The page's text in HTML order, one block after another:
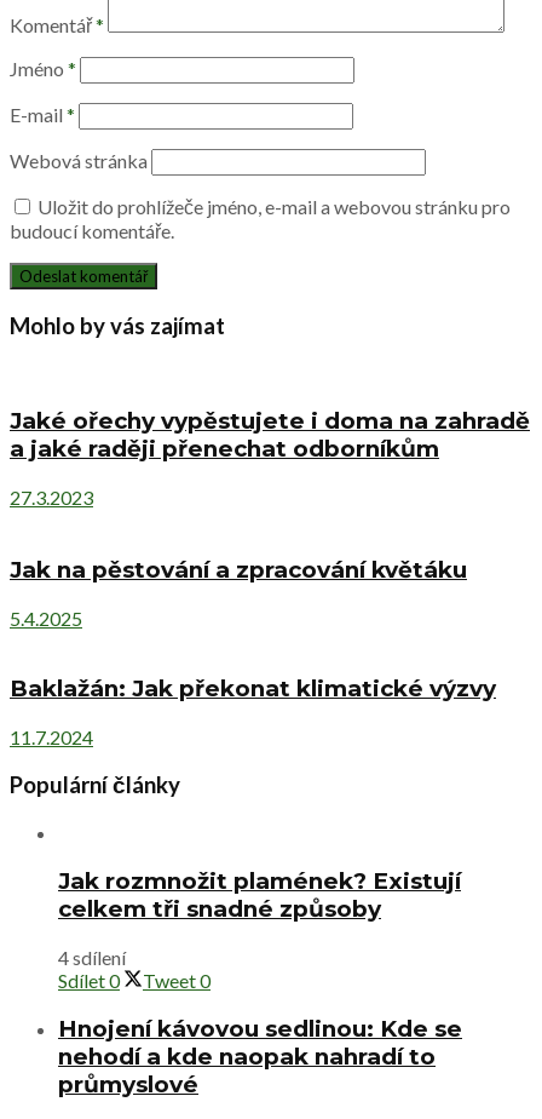
Komentář*
Jméno *
E-mail *
Webová stránka
Uložit do prohlížeče jméno, e-mail a webovou stránku pro
budoucí komentáře.
Mohlo by vás zajímat
Jaké ořechy vypěstujete i doma na zahradě
a jaké raději přenechat odborníkům
27.3.2023
Jak na pěstování a zpracování květáku
5.4.2025
Baklažán: Jak překonat klimatické výzvy
11.7.2024
Populární články
Jak rozmnožit plamének? Existují
celkem tři snadné způsoby
4 sdílení
Sdílet0 Tweet0
Hnojení kávovou sedlinou: Kde se
nehodí a kde naopak nahradí to
průmyslové